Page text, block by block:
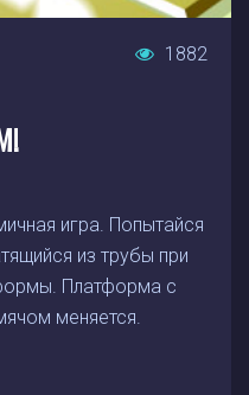
1882
игра. Попытайся
из трубы при
Платформа с
меняется.